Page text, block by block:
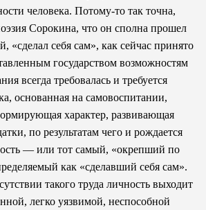
человека. Потому-то так точна,
Сорокина, что он сполна прошел
«сделал себя сам», как сейчас принято
государством возможностям
всегда требовалась и требуется
основанная на самовоспитании,
характер, развивающая
по результатам чего и рождается
— или тот самый, «окрепший по
как «сделавший себя сам».
такого труда личность выходит
легко уязвимой, неспособной